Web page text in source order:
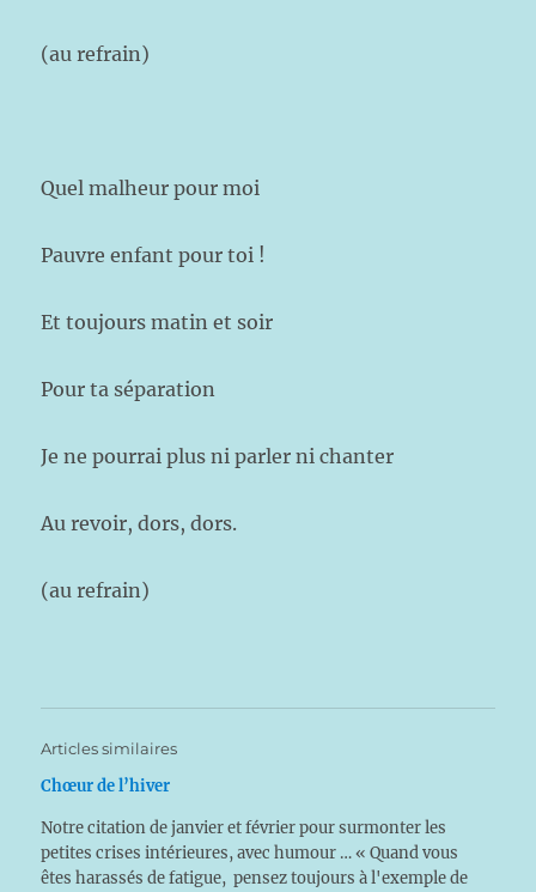
(au refrain)
Quel malheur pour moi
Pauvre enfant pour toi !
Et toujours matin et soir
Pour ta séparation
Je ne pourrai plus ni parler ni chanter
Au revoir, dors, dors.
(au refrain)
Articles similaires
Chœur de l’hiver
Notre citation de janvier et février pour surmonter les
petites crises intérieures, avec humour … « Quand vous
êtes harassés de fatigue, pensez toujours à l'exemple de